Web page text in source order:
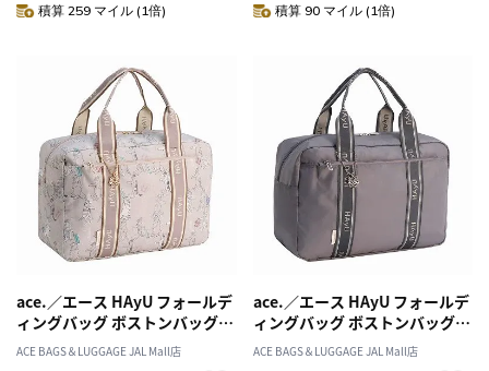
積算 259 マイル (1倍) 積算 90 マイル (1倍)
ace.／エース HAyU フォールデ
ィングバッグ ボストンバッグ
17863
ACE BAGS＆LUGGAGE JAL Mall店
ace.／エース HAyU フォールデ
ィングバッグ ボストンバッグ
17863
ACE BAGS＆LUGGAGE JAL Mall店